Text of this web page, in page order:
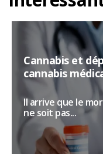
Cannabis et
cannabis
Il arrive que le
ne soit pas...